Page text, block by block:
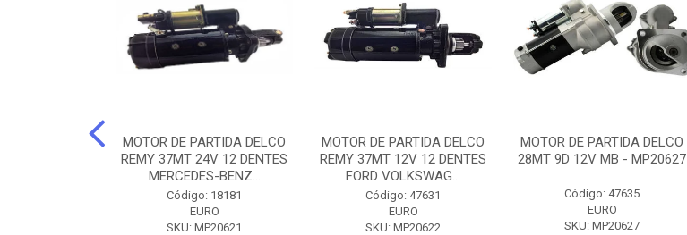
MOTOR DE PARTIDA DELCO
REMY 37MT 24V 12 DENTES
MERCEDES-BENZ...
Código: 18181
EURO
SKU: MP20621
MOTOR DE PARTIDA DELCO
REMY 37MT 12V 12 DENTES
FORD VOLKSWAG...
Código: 47631
EURO
SKU: MP20622
MOTOR DE PARTIDA DELCO
28MT 9D 12V MB - MP20627
Código: 47635
EURO
SKU: MP20627